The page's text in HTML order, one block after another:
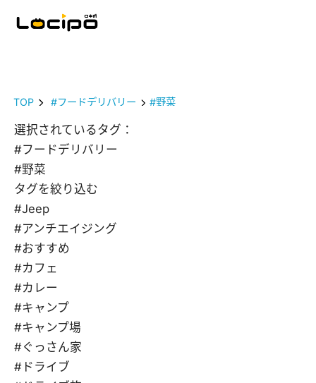
TOP #フードデリバリー #野菜
選択されているタグ：
#フードデリバリー
#野菜
タグを絞り込む
#Jeep
#アンチエイジング
#おすすめ
#カフェ
#カレー
#キャンプ
#キャンプ場
#ぐっさん家
#ドライブ